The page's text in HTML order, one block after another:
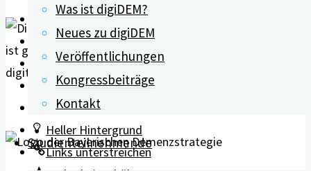
Was ist digiDEM?
Neues zu digiDEM
Veröffentlichungen
Kongressbeiträge
Kontakt
Studienteilnehmende
Text vergrößern
Text verkleinern
Graustufen
Hoher Kontrast
Negativer Kontrast
Heller Hintergrund
Links unterstreichen